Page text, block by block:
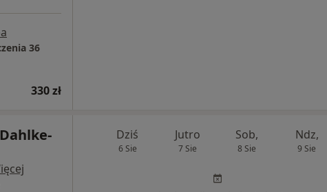
36
330 zł
Dziś
6 Sie
Jutro
7 Sie
Sob,
8 Sie
Ndz,
9 Sie